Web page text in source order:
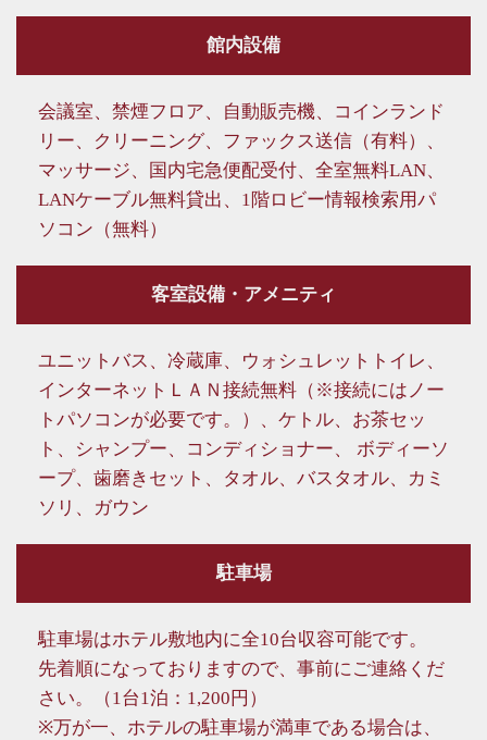
館内設備
会議室、禁煙フロア、自動販売機、コインランド
リー、クリーニング、ファックス送信（有料）、
マッサージ、国内宅急便配受付、全室無料LAN、
LANケーブル無料貸出、1階ロビー情報検索用パ
ソコン（無料）
客室設備・アメニティ
ユニットバス、冷蔵庫、ウォシュレットトイレ、
インターネットＬＡＮ接続無料（※接続にはノー
トパソコンが必要です。）、ケトル、お茶セッ
ト、シャンプー、コンディショナー、 ボディーソ
ープ、歯磨きセット、タオル、バスタオル、カミ
ソリ、ガウン
駐車場
駐車場はホテル敷地内に全10台収容可能です。
先着順になっておりますので、事前にご連絡くだ
さい。（1台1泊：1,200円）
※万が一、ホテルの駐車場が満車である場合は、